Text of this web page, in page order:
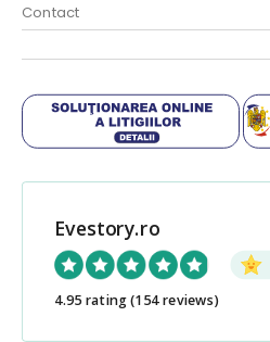
Contact
Evestory.ro
4.95 rating(154 reviews)